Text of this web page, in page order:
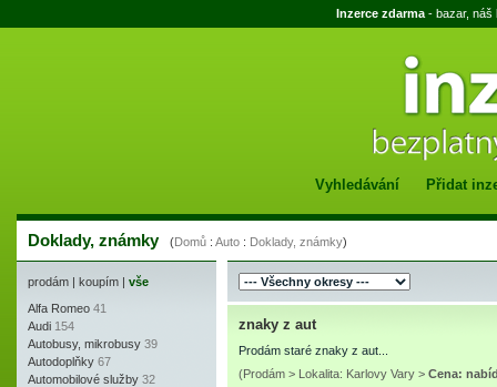
Inzerce zdarma - bazar, náš
Vyhledávání Přidat
Doklady, známky (Domů : Auto : Doklady, známky)
prodám | koupím | vše
Alfa Romeo 41
Audi 154
Autobusy, mikrobusy 39
Autodoplňky 67
Automobilové služby 32
znaky z aut
Prodám staré znaky z aut...
(Prodám > Lokalita: Karlovy Vary > Cena: